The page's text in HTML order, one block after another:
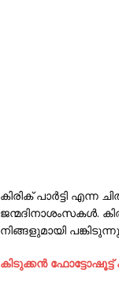
കിരിക് പാർട്ടി
ജന്മദിനാശംസകൾ.
നിങ്ങളുമായി
കിടുക്കന്‍ ഫോട്ടോഷൂട്ട്‌